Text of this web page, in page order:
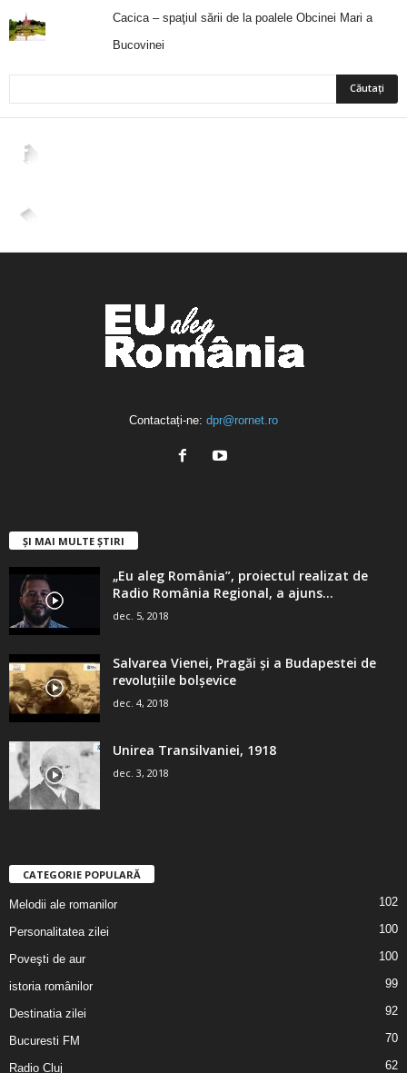
Cacica – spaţiul sării de la poalele Obcinei Mari a
Bucovinei
2,265
4,400
Contactați-ne: dpr@rornet.ro
ȘI MAI MULTE ȘTIRI
„Eu aleg România”, proiectul realizat de
Radio România Regional, a ajuns...
dec. 5, 2018
Salvarea Vienei, Pragăi şi a Budapestei de
revoluţiile bolşevice
dec. 4, 2018
Unirea Transilvaniei, 1918
dec. 3, 2018
CATEGORIE POPULARĂ
Melodii ale romanilor 102
Personalitatea zilei 100
Poveşti de aur 100
istoria românilor 99
Destinatia zilei 92
Bucuresti FM 70
Radio Cluj 62